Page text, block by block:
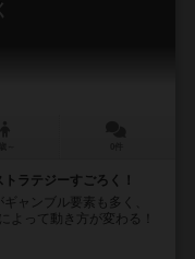
ラテジーすごろく！
ャンブル要素も多く、
って動き方が変わる！